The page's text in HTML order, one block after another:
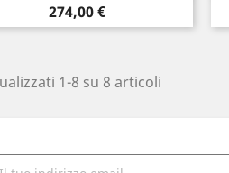
Prezzo
274,00 €
1-8 su 8 articoli